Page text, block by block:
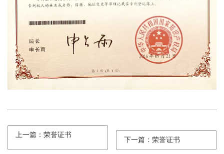
上一篇：荣誉证书
下一篇：荣誉证书